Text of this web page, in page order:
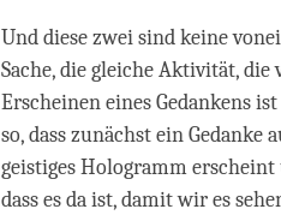
Und diese zwei sind keine
Sache, die gleiche Aktivität,
Erscheinen eines Gedankens
so, dass zunächst ein
geistiges Hologramm
dass es da ist, damit wir es